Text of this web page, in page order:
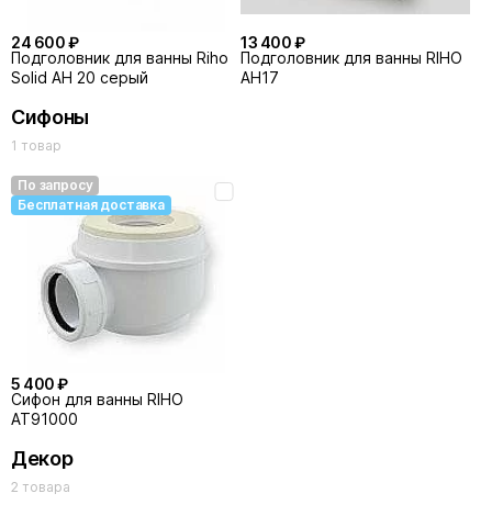
24 600 ₽
Подголовник для ванны Riho
Solid AH 20 серый
13 400 ₽
Подголовник для ванны RIHO
AH17
Сифоны
1 товар
По запросу
Бесплатная доставка
5 400 ₽
Сифон для ванны RIHO
AT91000
Декор
2 товара